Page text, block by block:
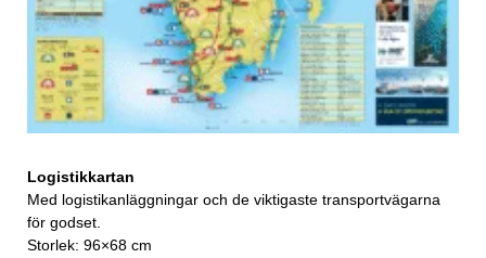
Logistikkartan
Med logistikanläggningar och de viktigaste transportvägarna
för godset.
Storlek: 96×68 cm